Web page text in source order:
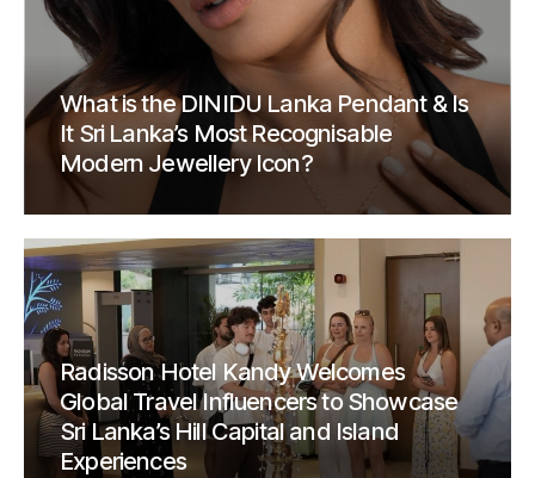
What is the DINIDU Lanka Pendant & Is
It Sri Lanka’s Most Recognisable
Modern Jewellery Icon?
Radisson Hotel Kandy Welcomes
Global Travel Influencers to Showcase
Sri Lanka’s Hill Capital and Island
Experiences